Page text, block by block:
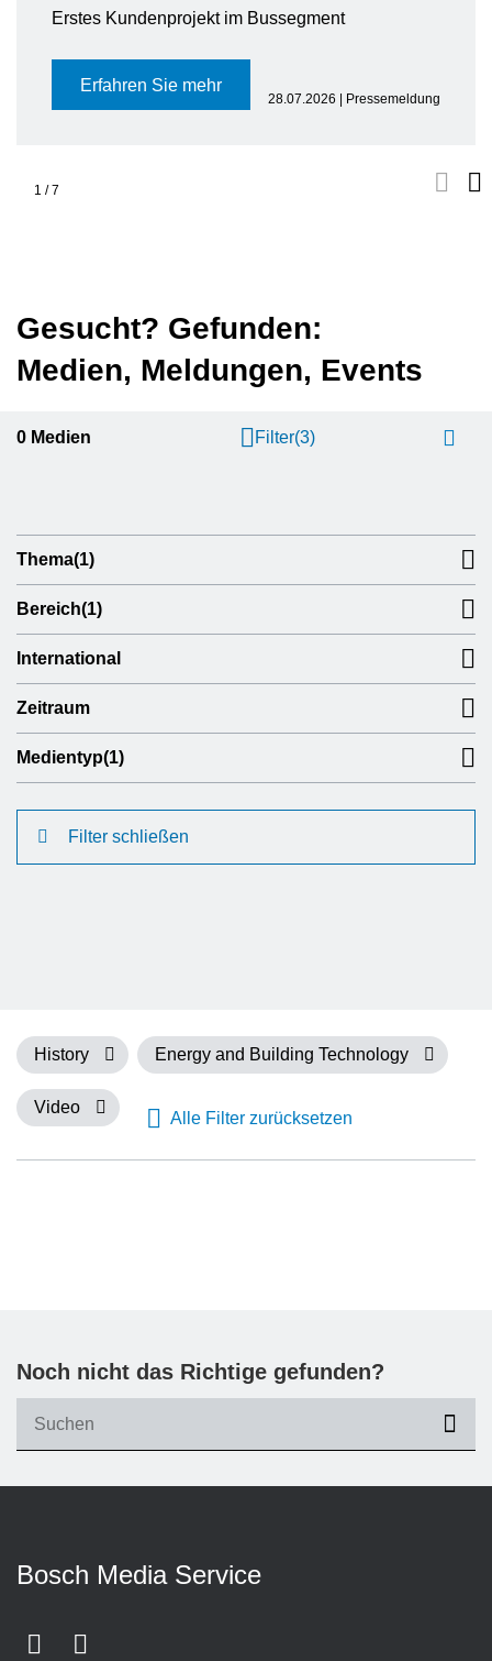
Erstes Kundenprojekt im Bussegment
Erfahren Sie mehr
28.07.2026 | Pressemeldung
1 /7
Gesucht? Gefunden:
Medien, Meldungen, Events
0 Medien Filter(3)
Thema(1)
Bereich(1)
International
Zeitraum
Medientyp(1)
Filter schließen
History Energy and Building Technology
Video
Alle Filter zurücksetzen
Noch nicht das Richtige gefunden?
Bosch Media Service